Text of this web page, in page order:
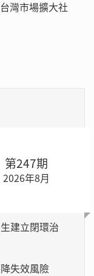
灣市場擴大社
第247期
2026年8月
建立閉環治
失效風險